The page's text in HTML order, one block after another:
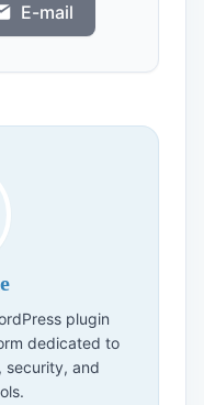
E-mail
plugin
dedicated to
security, and